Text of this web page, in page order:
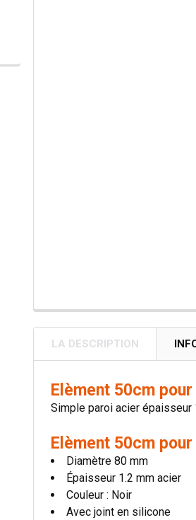
LA DESCRIPTION
Elèment 50cm
Simple paroi acier
Elèment 50cm
Diamètre 80 mm
Épaisseur 1.2 mm acier
Couleur : Noir
Avec joint en silicone